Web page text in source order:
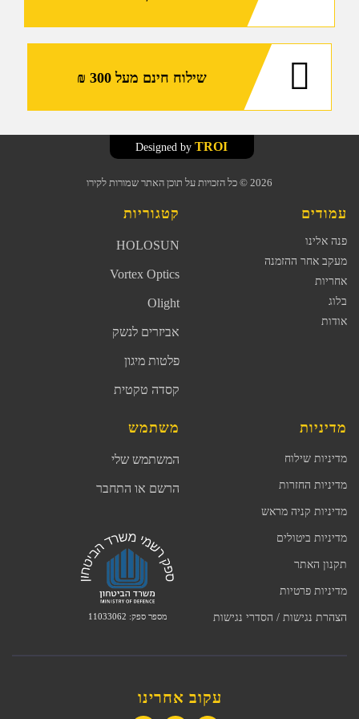
שילוח חינם מעל 300 ₪
2026 © כל הזכויות על תוכן האתר שמורות לקירו
TROI
עמודים
פנה אלינו
מעקב אחר ההזמנה
אחריות
בלוג
אודות
קטגוריות
HOLOSUN
Vortex Optics
Olight
אביזרים לנשק
פלטות מיגון
קסדה טקטית
מדיניות
מדיניות שילוח
מדיניות החזרות
מדיניות קניה מראש
מדיניות ביטולים
תקנון האתר
מדיניות פרטיות
הצהרת נגישות / הסדרי נגישות
משתמש
המשתמש שלי
הרשם או התחבר
מספר ספק: 11033062
עקוב אחרינו